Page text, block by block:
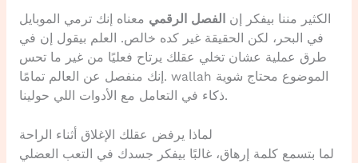
الكثير مننا بيفكر إن الفصل الرقمي معناه إنك ترمي الموبايل
في البحر، لكن الحقيقة غير كده خالص. العلم بيقول إن في
طرق عملية عشان تخلي عقلك يرتاح فعليًا من غير ما تحس
إنك منفصل عن العالم تمامًا. wallah الموضوع محتاج شوية
ذكاء في التعامل مع الأدوات اللي حولينا.
لماذا يرفض عقلك الإغلاق أثناء الراحة
لما بتسمع كلمة إرهاق، غالبًا بيفكر جسدك في التعب العضلي